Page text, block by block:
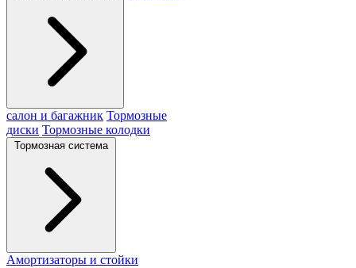
салон и багажник Тормозные
диски Тормозные колодки
Тормозная система
Амортизаторы и стойки